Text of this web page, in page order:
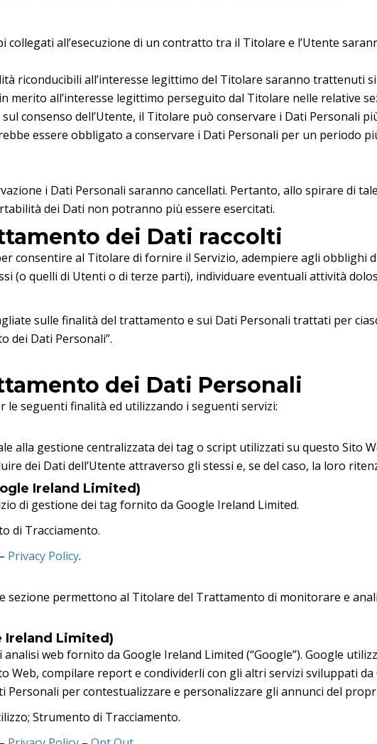
collegati all’esecuzione di un contratto tra il Titolare e l’Utente
riconducibili all’interesse legittimo del Titolare saranno trattenuti
all’interesse legittimo perseguito dal Titolare nelle relative
consenso dell’Utente, il Titolare può conservare i Dati Personali
essere obbligato a conservare i Dati Personali per un periodo
i Dati Personali saranno cancellati. Pertanto, allo spirare di
dei Dati non potranno più essere esercitati.
dei Dati raccolti
consentire al Titolare di fornire il Servizio, adempiere agli obblighi
(o quelli di Utenti o di terze parti), individuare eventuali attività
sulle finalità del trattamento e sui Dati Personali trattati per
dei Dati Personali”.
dei Dati Personali
le seguenti finalità ed utilizzando i seguenti servizi:
alla gestione centralizzata dei tag o script utilizzati su questo Sito
dei Dati dell’Utente attraverso gli stessi e, se del caso, la loro
Ireland Limited)
di gestione dei tag fornito da Google Ireland Limited.
di Tracciamento.
Privacy Policy.
sezione permettono al Titolare del Trattamento di monitorare e
Ireland Limited)
web fornito da Google Ireland Limited (“Google”). Google
Web, compilare report e condividerli con gli altri servizi sviluppati da
Personali per contestualizzare e personalizzare gli annunci del
Strumento di Tracciamento.